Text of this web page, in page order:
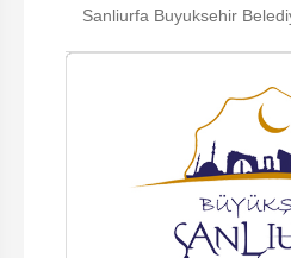
Sanliurfa Buyuksehir